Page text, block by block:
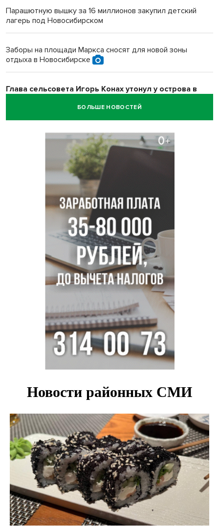
Парашютную вышку за 16 миллионов закупил детский
лагерь под Новосибирском
Заборы на площади Маркса сносят для новой зоны
отдыха в Новосибирске
Глава сельсовета Игорь Конах утонул у острова в
БОЛЬШЕ НОВОСТЕЙ